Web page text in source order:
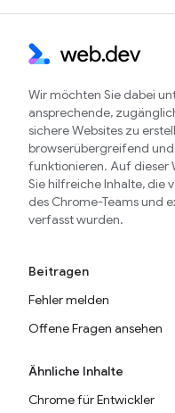
Wir möchten Sie dabei
ansprechende,
sichere Websites zu
browserübergreifend
funktionieren. Auf dieser
Sie hilfreiche Inhalte, die
des Chrome-Teams und
verfasst wurden.
Beitragen
Fehler melden
Offene Fragen ansehen
Ähnliche Inhalte
Chrome für Entwickler